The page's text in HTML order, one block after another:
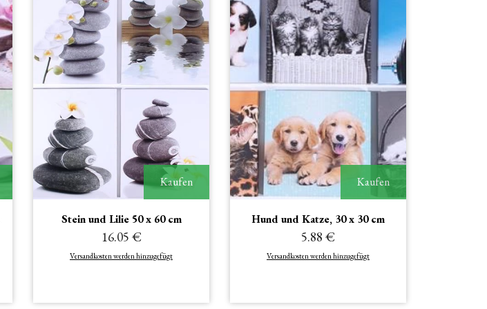
Kaufen
Stein und Lilie 50 x 60 cm
16.05 €
Versandkosten werden hinzugefügt
Kaufen
Hund und Katze, 30 x 30 cm
5.88 €
Versandkosten werden hinzugefügt